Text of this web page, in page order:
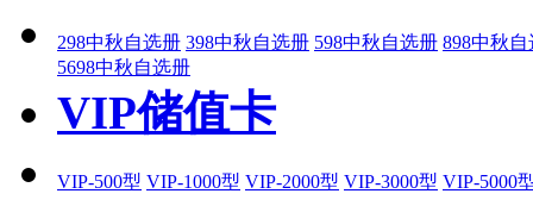
298中秋自选册 398中秋自选册 598中秋自选册 898中秋自
5698中秋自选册
VIP储值卡
VIP-500型 VIP-1000型 VIP-2000型 VIP-3000型 VIP-5000